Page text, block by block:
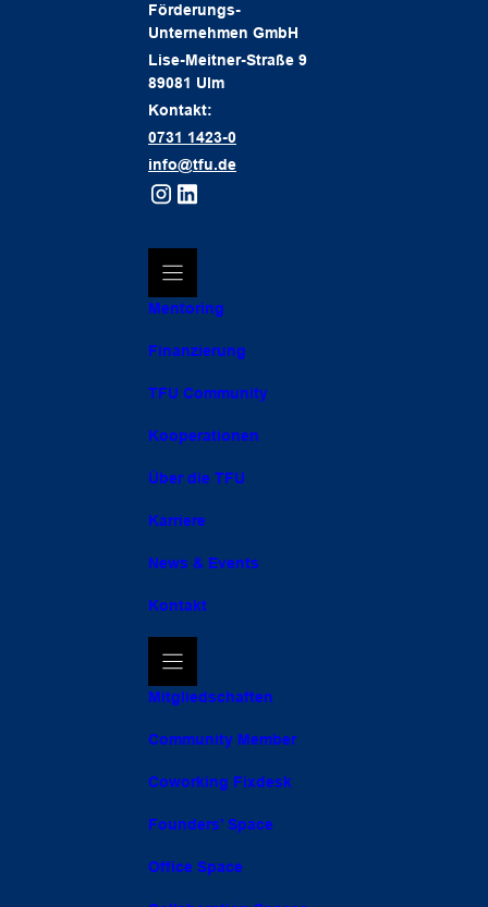
Förderungs-
Unternehmen GmbH
Lise-Meitner-Straße 9
89081 Ulm
Kontakt:
0731 1423-0
info@tfu.de
Mentoring
Finanzierung
TFU Community
Kooperationen
Über die TFU
Karriere
News & Events
Kontakt
Mitgliedschaften
Community Member
Coworking Fixdesk
Founders’ Space
Office Space